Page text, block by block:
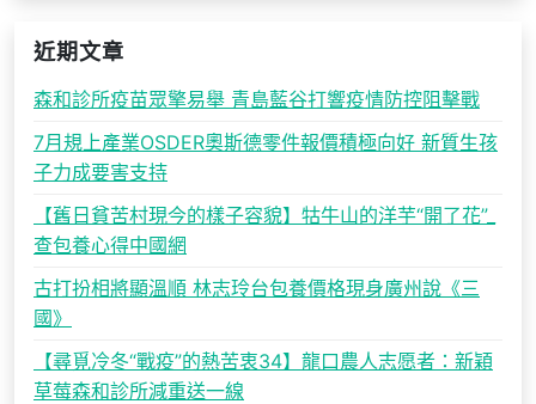
近期文章
森和診所疫苗眾擎易舉 青島藍谷打響疫情防控阻擊戰
7月規上產業OSDER奧斯德零件報價積極向好 新質生孩
子力成要害支持
【舊日貧苦村現今的樣子容貌】牯牛山的洋芋“開了花”_
查包養心得中國網
古打扮相將顯溫順 林志玲台包養價格現身廣州說《三
國》
【尋覓冷冬“戰疫”的熱苦衷34】龍口農人志愿者：新穎
草莓森和診所減重送一線